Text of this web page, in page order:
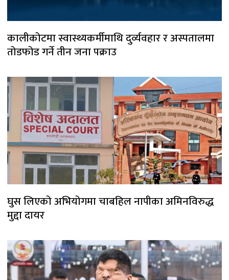
कालीकोटमा स्वास्थ्यकर्मीमाथि दुर्व्यवहार र अस्पतालमा
तोडफोड गर्ने तीन जना पक्राउ
घुस लिएको अभियोगमा चाबहिल नापीका अमिनविरुद्ध
मुद्दा दायर